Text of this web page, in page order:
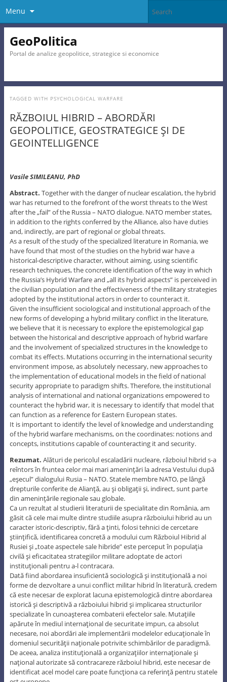
Menu
GeoPolitica
Portal de analize geopolitice, strategice si economice
TAGGED WITH PSYCHOLOGICAL WARFARE
RĂZBOIUL HIBRID – ABORDĂRI
GEOPOLITICE, GEOSTRATEGICE ŞI DE
GEOINTELLIGENCE
Vasile SIMILEANU, PhD
Abstract. Together with the danger of nuclear escalation, the hybrid
war has returned to the forefront of the worst threats to the West
after the „fail” of the Russia – NATO dialogue. NATO member states,
in addition to the rights conferred by the Alliance, also have duties
and, indirectly, are part of regional or global threats.
As a result of the study of the specialized literature in Romania, we
have found that most of the studies on the hybrid war have a
historical-descriptive character, without aiming, using scientific
research techniques, the concrete identification of the way in which
the Russia’s Hybrid Warfare and „all its hybrid aspects” is perceived in
the civilian population and the effectiveness of the military strategies
adopted by the institutional actors in order to counteract it.
Given the insufficient sociological and institutional approach of the
new forms of developing a hybrid military conflict in the literature,
we believe that it is necessary to explore the epistemological gap
between the historical and descriptive approach of hybrid warfare
and the involvement of specialized structures in the knowledge to
combat its effects. Mutations occurring in the international security
environment impose, as absolutely necessary, new approaches to
the implementation of educational models in the field of national
security appropriate to paradigm shifts. Therefore, the institutional
analysis of international and national organizations empowered to
counteract the hybrid war, it is necessary to identify that model that
can function as a reference for Eastern European states.
It is important to identify the level of knowledge and understanding
of the hybrid warfare mechanisms, on the coordinates: notions and
concepts, institutions capable of counteracting it and security.
Rezumat. Alături de pericolul escaladării nucleare, războiul hibrid s-a
reîntors în fruntea celor mai mari ameninţări la adresa Vestului după
„eşecul” dialogului Rusia – NATO. Statele membre NATO, pe lângă
drepturile conferite de Alianţă, au şi obligaţii şi, indirect, sunt parte
din ameninţările regionale sau globale.
Ca un rezultat al studierii literaturii de specialitate din România, am
găsit că cele mai multe dintre studiile asupra războiului hibrid au un
caracter istoric-descriptiv, fără a ţinti, folosi tehnici de cercetare
ştiinţifică, identificarea concretă a modului cum Războiul Hibrid al
Rusiei şi „toate aspectele sale hibride” este perceput în populaţia
civilă şi eficacitatea strategiilor militare adoptate de actori
instituţionali pentru a-l contracara.
Dată fiind abordarea insuficientă sociologică şi instituţională a noi
forme de dezvoltare a unui conflict militar hibrid în literatură, credem
că este necesar de explorat lacuna epistemologică dintre abordarea
istorică şi descriptivă a războiului hibrid şi implicarea structurilor
specializate în cunoaşterea combaterii efectelor sale. Mutaţiile
apărute în mediul internaţional de securitate impun, ca absolut
necesare, noi abordări ale implementării modelelor educaţionale în
domeniul securităţii naţionale potrivite schimbărilor de paradigmă.
De aceea, analiza instituţională a organizaţiilor internaţionale şi
naţional autorizate să contracareze războiul hibrid, este necesar de
identificat acel model care poate funcţiona ca referinţă pentru statele